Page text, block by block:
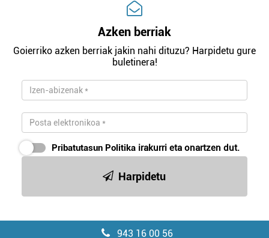
Azken berriak
Goierriko azken berriak jakin nahi dituzu? Harpidetu gure
buletinera!
Pribatutasun Politika irakurri eta onartzen dut.
Harpidetu
943 16 00 56